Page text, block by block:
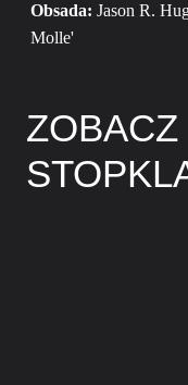
Obsada: Jason R.
Molle'